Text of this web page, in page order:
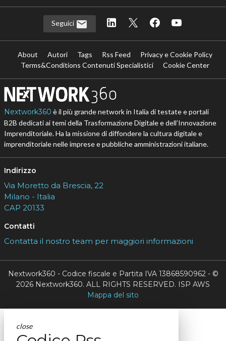
Seguici
About Autori Tags Rss Feed
Privacy e Cookie Policy
Terms&Conditions Contenuti Specialistici
Cookie Center
Nextwork360 è il più grande network in Italia di testate e portali
B2B dedicati ai temi della Trasformazione Digitale e dell’Innovazione
Imprenditoriale. Ha la missione di diffondere la cultura digitale e
imprenditoriale nelle imprese e pubbliche amministrazioni italiane.
Indirizzo
Via Moretto da Brescia, 22
Milano - Italia
CAP 20133
Contatti
Contatta il nostro team per maggiori informazioni
Nextwork360 - Codice fiscale e Partita IVA 13868590962 - ©
2026 Nextwork360. ALL RIGHTS RESERVED. ISP AWS
Mappa del sito
close